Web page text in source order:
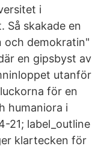
i
Så skakade en
och demokratin"
en gipsbyst av
utanför
för en
humaniora i
21; label_outline
klartecken för